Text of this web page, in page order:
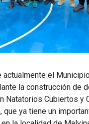
actualmente el
la construcción de
Natatorios Cubiertos y
que ya tiene un